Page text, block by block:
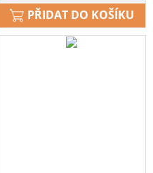
PŘIDAT DO KOŠÍKU